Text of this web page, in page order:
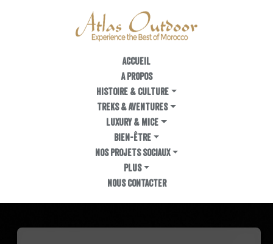
ACCUEIL
A PROPOS
Histoire & Culture
TREKS & AVENTURES
LUXURY & MICE
BIEN-ÊTRE
NOS PROJETS SOCIAUX
PLUS
NOUS CONTACTER